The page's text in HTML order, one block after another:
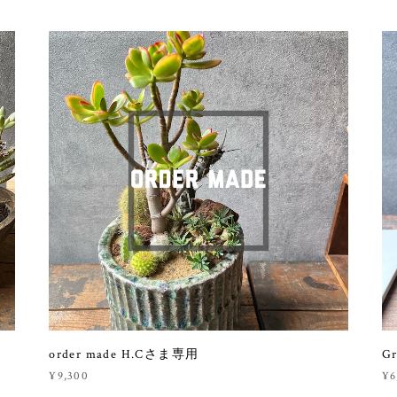
order made H.Cさま専用
¥9,300